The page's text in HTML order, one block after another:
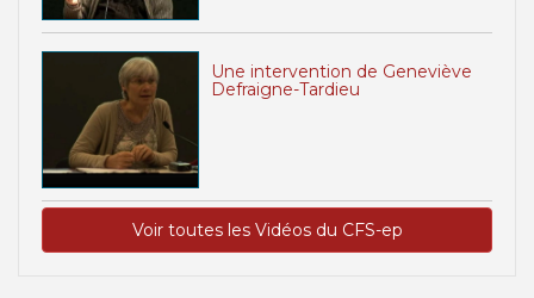
Une intervention de Geneviève
Defraigne-Tardieu
Voir toutes les Vidéos du CFS-ep